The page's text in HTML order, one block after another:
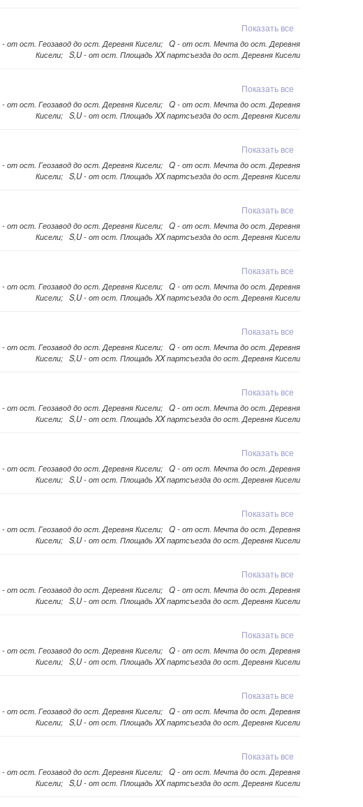
Показать все
- от ост. Геозавод до ост. Деревня Кисели; Q - от ост. Мечта до ост. Деревня
Кисели; S,U - от ост. Площадь XX партсъезда до ост. Деревня Кисели
Показать все
- от ост. Геозавод до ост. Деревня Кисели; Q - от ост. Мечта до ост. Деревня
Кисели; S,U - от ост. Площадь XX партсъезда до ост. Деревня Кисели
Показать все
- от ост. Геозавод до ост. Деревня Кисели; Q - от ост. Мечта до ост. Деревня
Кисели; S,U - от ост. Площадь XX партсъезда до ост. Деревня Кисели
Показать все
- от ост. Геозавод до ост. Деревня Кисели; Q - от ост. Мечта до ост. Деревня
Кисели; S,U - от ост. Площадь XX партсъезда до ост. Деревня Кисели
Показать все
- от ост. Геозавод до ост. Деревня Кисели; Q - от ост. Мечта до ост. Деревня
Кисели; S,U - от ост. Площадь XX партсъезда до ост. Деревня Кисели
Показать все
- от ост. Геозавод до ост. Деревня Кисели; Q - от ост. Мечта до ост. Деревня
Кисели; S,U - от ост. Площадь XX партсъезда до ост. Деревня Кисели
Показать все
- от ост. Геозавод до ост. Деревня Кисели; Q - от ост. Мечта до ост. Деревня
Кисели; S,U - от ост. Площадь XX партсъезда до ост. Деревня Кисели
Показать все
- от ост. Геозавод до ост. Деревня Кисели; Q - от ост. Мечта до ост. Деревня
Кисели; S,U - от ост. Площадь XX партсъезда до ост. Деревня Кисели
Показать все
- от ост. Геозавод до ост. Деревня Кисели; Q - от ост. Мечта до ост. Деревня
Кисели; S,U - от ост. Площадь XX партсъезда до ост. Деревня Кисели
Показать все
- от ост. Геозавод до ост. Деревня Кисели; Q - от ост. Мечта до ост. Деревня
Кисели; S,U - от ост. Площадь XX партсъезда до ост. Деревня Кисели
Показать все
- от ост. Геозавод до ост. Деревня Кисели; Q - от ост. Мечта до ост. Деревня
Кисели; S,U - от ост. Площадь XX партсъезда до ост. Деревня Кисели
Показать все
- от ост. Геозавод до ост. Деревня Кисели; Q - от ост. Мечта до ост. Деревня
Кисели; S,U - от ост. Площадь XX партсъезда до ост. Деревня Кисели
Показать все
- от ост. Геозавод до ост. Деревня Кисели; Q - от ост. Мечта до ост. Деревня
Кисели; S,U - от ост. Площадь XX партсъезда до ост. Деревня Кисели